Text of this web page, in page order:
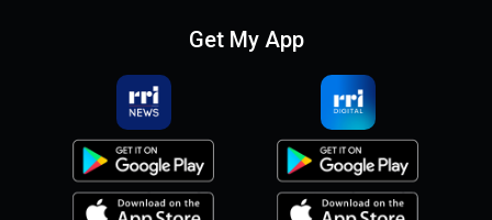
Get My App